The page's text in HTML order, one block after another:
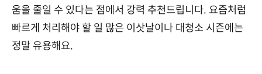
움을 줄일 수 있다는 점에서 강력 추천드립니다. 요즘처럼
빠르게 처리해야 할 일 많은 이삿날이나 대청소 시즌에는
정말 유용해요.